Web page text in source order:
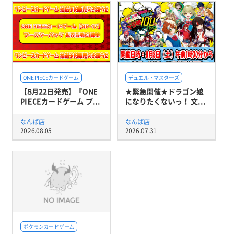
ONE PIECEカードゲーム
【8月22日発売】『ONE
PIECEカードゲーム ブ...
なんば店
2026.08.05
デュエル・マスターズ
★緊急開催★ドラゴン娘
になりたくないっ！ 文...
なんば店
2026.07.31
ポケモンカードゲーム